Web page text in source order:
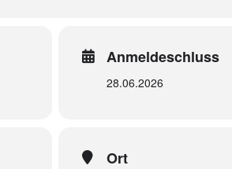
Anmeldeschluss
28.06.2026
Ort